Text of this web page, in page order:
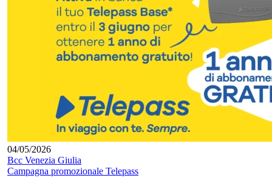
04/05/2026
Bcc Venezia Giulia
Campagna promozionale Telepass